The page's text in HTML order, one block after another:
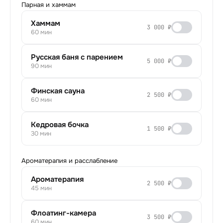
Парная и хаммам
Хаммам
60 мин
3 000 ₽
Русская баня с парением
90 мин
5 000 ₽
Финская сауна
60 мин
2 500 ₽
Кедровая бочка
30 мин
1 500 ₽
Ароматерапия и расслабление
Ароматерапия
45 мин
2 500 ₽
Флоатинг-камера 3 500 ₽